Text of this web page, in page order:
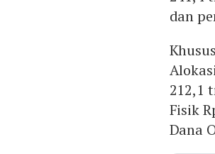
dan
212,1
Fisik
Dana